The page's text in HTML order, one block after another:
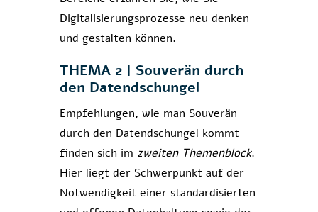
Digitalisierungsprozesse neu denken
und gestalten können.
THEMA 2 | Souverän durch
den Datendschungel
Empfehlungen, wie man Souverän
durch den Datendschungel kommt
finden sich im zweiten Themenblock.
Hier liegt der Schwerpunkt auf der
Notwendigkeit einer standardisierten